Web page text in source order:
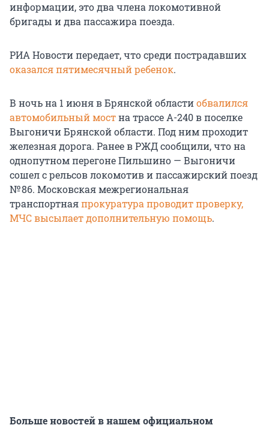
информации, это два члена локомотивной
бригады и два пассажира поезда.
РИА Новости передает, что среди пострадавших
оказался пятимесячный ребенок.
В ночь на 1 июня в Брянской областиобвалился
автомобильный мостна трассе А-240 в поселке
Выгоничи Брянской области. Под ним проходит
железная дорога. Ранее в РЖД сообщили, что на
однопутном перегоне Пильшино — Выгоничи
сошел с рельсов локомотив и пассажирский поезд
№ 86. Московская межрегиональная
транспортнаяпрокуратура проводит проверку,
МЧС высылает дополнительную помощь.
Больше новостей в нашем официальном